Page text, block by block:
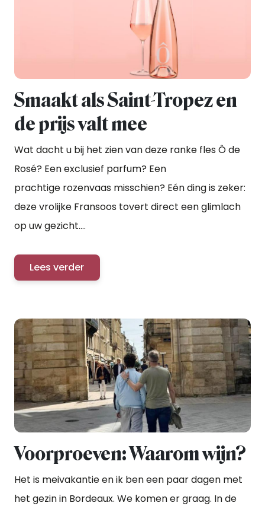
Smaakt als Saint-Tropez en
de prijs valt mee
Wat dacht u bij het zien van deze ranke fles Ô de
Rosé? Een exclusief parfum? Een
prachtige rozenvaas misschien? Eén ding is zeker:
deze vrolijke Fransoos tovert direct een glimlach
op uw gezicht....
Lees verder
Voorproeven: Waarom wijn?
Het is meivakantie en ik ben een paar dagen met
het gezin in Bordeaux. We komen er graag. In de